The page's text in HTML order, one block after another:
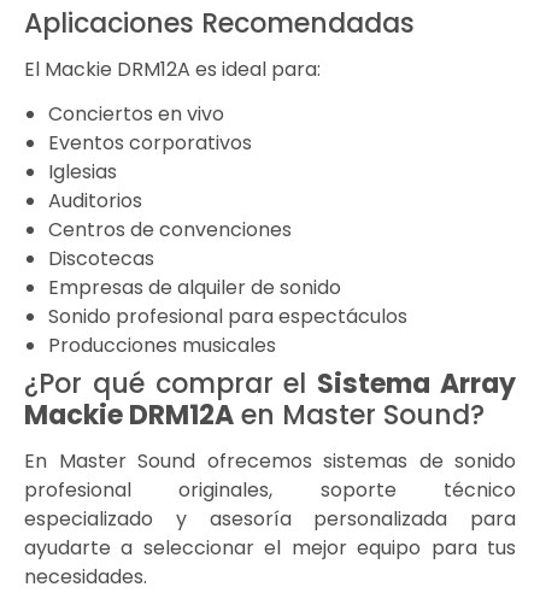
Aplicaciones Recomendadas
El Mackie DRM12A es ideal para:
Conciertos en vivo
Eventos corporativos
Iglesias
Auditorios
Centros de convenciones
Discotecas
Empresas de alquiler de sonido
Sonido profesional para espectáculos
Producciones musicales
¿Por qué comprar el Sistema Array
Mackie DRM12Aen Master Sound?
En Master Sound ofrecemos sistemas de sonido
profesional originales, soporte técnico
especializado y asesoría personalizada para
ayudarte a seleccionar el mejor equipo para tus
necesidades.